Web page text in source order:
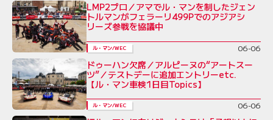
LMP2プロ／アマでル・マンを制したジェン
トルマンがフェラーリ499Pでのアジアシ
リーズ参戦を協議中
ル・マン/WEC 06-06
ドゥーハン欠席／アルピーヌの“アートスー
ツ”／テストデーに追加エントリーetc.
【ル・マン車検1日目Topics】
ル・マン/WEC 06-06